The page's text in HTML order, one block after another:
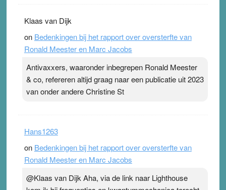
Klaas van Dijk
on Bedenkingen bij het rapport over oversterfte van
Ronald Meester en Marc Jacobs
Antivaxxers, waaronder inbegrepen Ronald Meester
& co, refereren altijd graag naar een publicatie uit 2023
van onder andere Christine St
Hans1263
on Bedenkingen bij het rapport over oversterfte van
Ronald Meester en Marc Jacobs
@Klaas van Dijk Aha, via de link naar Lighthouse